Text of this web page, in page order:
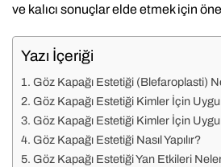
ve kalıcı sonuçlar elde etmek için
Yazı İçeriği
Göz Kapağı Estetiği (Blefaroplasti)
Göz Kapağı Estetiği Kimler İçin
Göz Kapağı Estetiği Kimler İçin
Göz Kapağı Estetiği Nasıl Yapılır?
Göz Kapağı Estetiği Yan Etkileri